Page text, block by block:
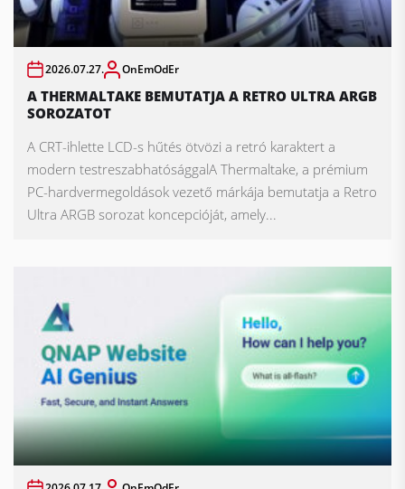
2026.07.27. OnEmOdEr
A THERMALTAKE BEMUTATJA A RETRO ULTRA ARGB
SOROZATOT
A CRT-ihlette LCD-s hűtés ötvözi a retró karaktert a
modern testreszabhatósággalA Thermaltake, a prémium
PC-hardvermegoldások vezető márkája bemutatja a Retro
Ultra ARGB sorozat koncepcióját, amely...